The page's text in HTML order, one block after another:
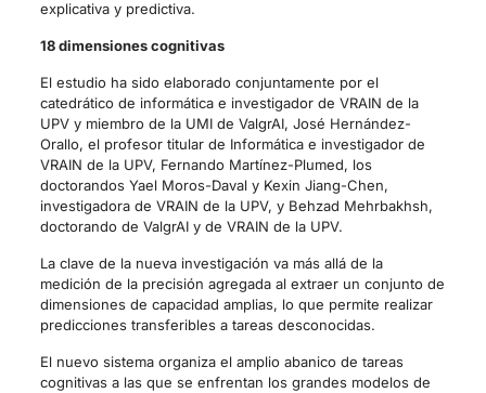
explicativa y predictiva.
18 dimensiones cognitivas
El estudio ha sido elaborado conjuntamente por el
catedrático de informática e investigador de VRAIN de la
UPV y miembro de la UMI de ValgrAI, José Hernández-
Orallo, el profesor titular de Informática e investigador de
VRAIN de la UPV, Fernando Martínez-Plumed, los
doctorandos Yael Moros-Daval y Kexin Jiang-Chen,
investigadora de VRAIN de la UPV, y Behzad Mehrbakhsh,
doctorando de ValgrAI y de VRAIN de la UPV.
La clave de la nueva investigación va más allá de la
medición de la precisión agregada al extraer un conjunto de
dimensiones de capacidad amplias, lo que permite realizar
predicciones transferibles a tareas desconocidas.
El nuevo sistema organiza el amplio abanico de tareas
cognitivas a las que se enfrentan los grandes modelos de